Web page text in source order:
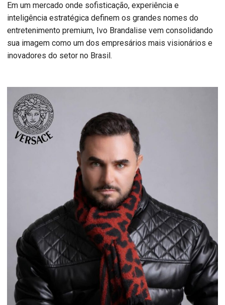
Em um mercado onde sofisticação, experiência e
inteligência estratégica definem os grandes nomes do
entretenimento premium, Ivo Brandalise vem consolidando
sua imagem como um dos empresários mais visionários e
inovadores do setor no Brasil.